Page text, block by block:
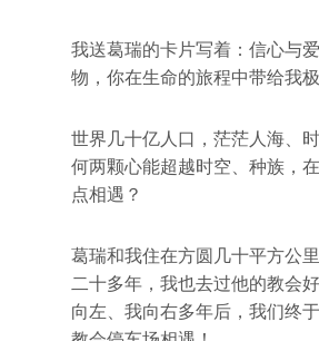
我送葛瑞的卡片写着：信心与
物，你在生命的旅程中带给我极
世界几十亿人口，茫茫人海、
何两颗心能超越时空、种族，
点相遇？
葛瑞和我住在方圆几十平方公
二十多年，我也去过他的教会
向左、我向右多年后，我们终